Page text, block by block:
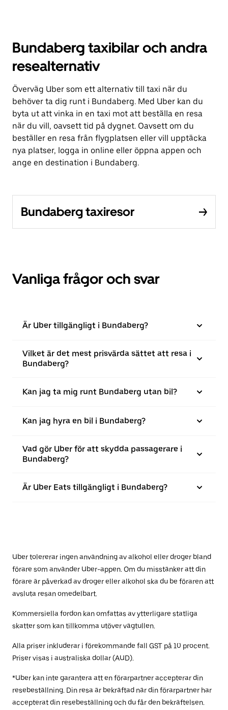
Bundaberg taxibilar och andra
resealternativ
Överväg Uber som ett alternativ till taxi när du
behöver ta dig runt i Bundaberg. Med Uber kan du
byta ut att vinka in en taxi mot att beställa en resa
när du vill, oavsett tid på dygnet. Oavsett om du
beställer en resa från flygplatsen eller vill upptäcka
nya platser, logga in online eller öppna appen och
ange en destination i Bundaberg.
Bundaberg taxiresor
Vanliga frågor och svar
Är Uber tillgängligt i Bundaberg?
Vilket är det mest prisvärda sättet att resa i
Bundaberg?
Kan jag ta mig runt Bundaberg utan bil?
Kan jag hyra en bil i Bundaberg?
Vad gör Uber för att skydda passagerare i
Bundaberg?
Är Uber Eats tillgängligt i Bundaberg?
Uber tolererar ingen användning av alkohol eller droger bland
förare som använder Uber-appen. Om du misstänker att din
förare är påverkad av droger eller alkohol ska du be föraren att
avsluta resan omedelbart.
Kommersiella fordon kan omfattas av ytterligare statliga
skatter som kan tillkomma utöver vägtullen.
Alla priser inkluderar i förekommande fall GST på 10 procent.
Priser visas i australiska dollar (AUD).
*Uber kan inte garantera att en förarpartner accepterar din
resebeställning. Din resa är bekräftad när din förarpartner har
accepterat din resebeställning och du får den bekräftelsen.